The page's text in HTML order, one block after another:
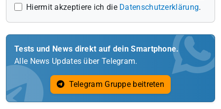
Hiermit akzeptiere ich die Datenschutzerklärung.
Tests und News direkt auf dein Smartphone.
Alle News Updates über Telegram.
Telegram Gruppe beitreten